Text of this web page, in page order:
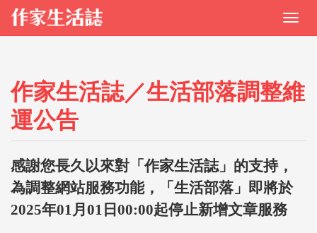
作家生活誌／生活部落調整維
運公告
感謝您長久以來對「作家生活誌」的支持，
為調整網站服務功能，「生活部落」即將於
2025年01月01日00:00起停止新增文章服務